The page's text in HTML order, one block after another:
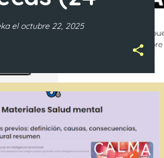
eloctubre 22, 2025